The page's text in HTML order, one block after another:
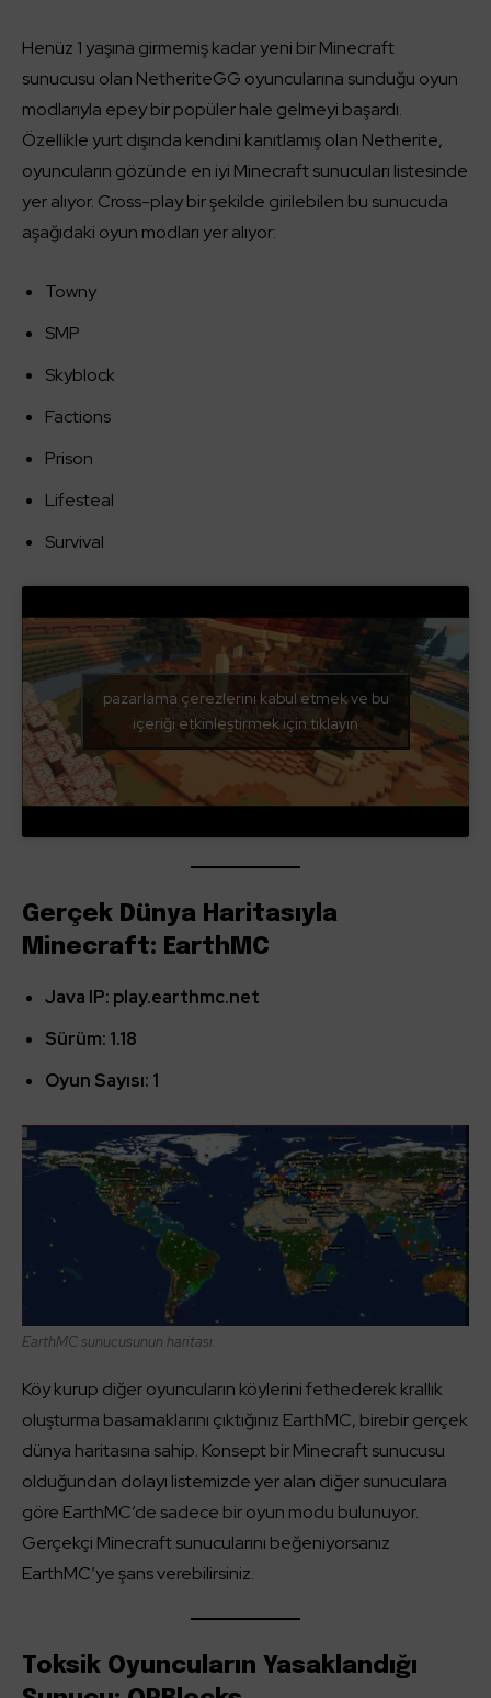
Henüz 1 yaşına girmemiş kadar yeni bir Minecraft
sunucusu olan NetheriteGG oyuncularına sunduğu oyun
modlarıyla epey bir popüler hale gelmeyi başardı.
Özellikle yurt dışında kendini kanıtlamış olan Netherite,
oyuncuların gözünde en iyi Minecraft sunucuları listesinde
yer alıyor. Cross-play bir şekilde girilebilen bu sunucuda
aşağıdaki oyun modları yer alıyor:
Towny
SMP
Skyblock
Factions
Prison
Lifesteal
Survival
pazarlama çerezlerini kabul etmek ve bu
içeriği etkinleştirmek için tıklayın
Gerçek Dünya Haritasıyla
Minecraft: EarthMC
Java IP: play.earthmc.net
Sürüm: 1.18
Oyun Sayısı: 1
EarthMC sunucusunun haritası.
Köy kurup diğer oyuncuların köylerini fethederek krallık
oluşturma basamaklarını çıktığınız EarthMC, birebir gerçek
dünya haritasına sahip. Konsept bir Minecraft sunucusu
olduğundan dolayı listemizde yer alan diğer sunuculara
göre EarthMC’de sadece bir oyun modu bulunuyor.
Gerçekçi Minecraft sunucularını beğeniyorsanız
EarthMC’ye şans verebilirsiniz.
Toksik Oyuncuların Yasaklandığı